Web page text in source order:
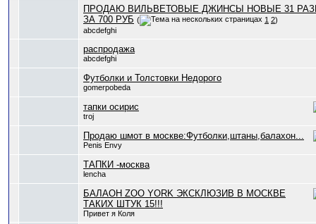
ПРОДАЮ ВИЛЬВЕТОВЫЕ ДЖИНСЫ НОВЫЕ 31
ЗА 700 РУБ ( 1 2)
abcdefghi
распродажа
abcdefghi
Футболки и Толстовки Недорого
gomerpobeda
тапки осирис
troj
Продаю шмот в москве:Футболки,штаны,балахон...
Penis Envy
ТАПКИ -москва
lencha
БАЛАОН ZOO YORK ЭКСКЛЮЗИВ В МОСКВЕ
ТАКИХ ШТУК 15!!!
Привет я Коля